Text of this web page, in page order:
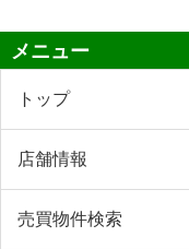
メニュー
トップ
店舗情報
売買物件検索